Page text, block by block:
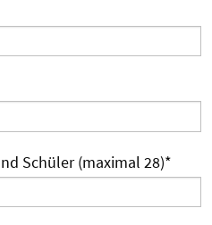
Schüler (maximal 28)*